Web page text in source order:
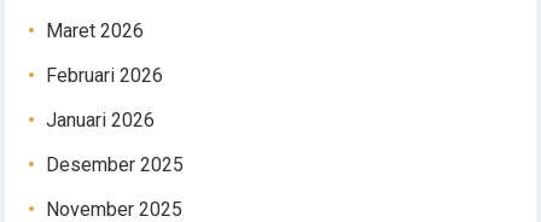
Maret 2026
Februari 2026
Januari 2026
Desember 2025
November 2025